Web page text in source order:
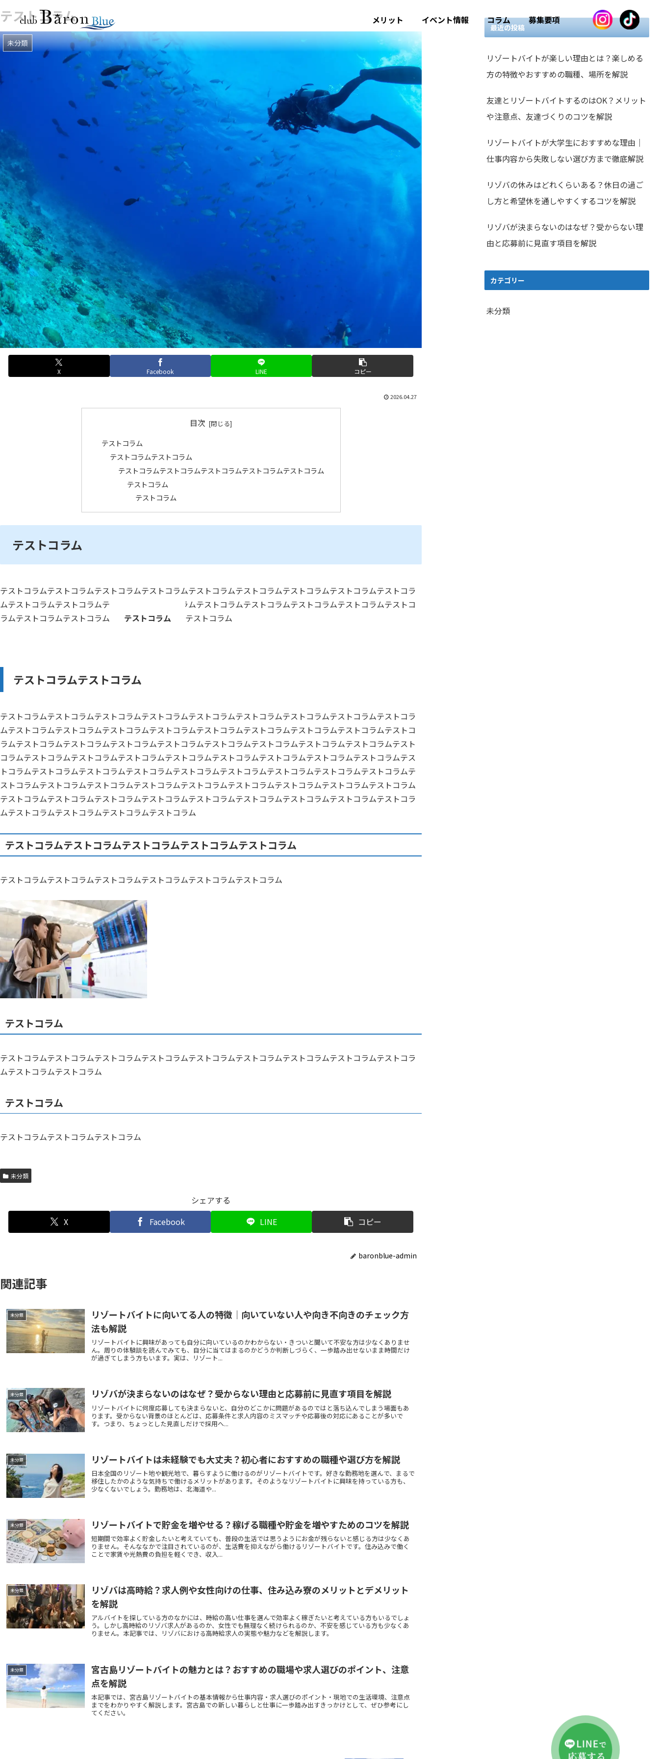
メリット イベント情報 コラム 募集要項
テストコラム
未分類
X Facebook LINE コピー
2026.04.27
目次
テストコラム
テストコラムテストコラム
テストコラムテストコラムテストコラムテストコラムテストコラム
テストコラム
テストコラム
テストコラム
テストコラムテストコラムテストコラムテストコラムテストコラムテストコラムテストコラムテストコラムテストコラ
ムテストコラムテストコラムテストコラムテストコラムテストコラムテストコラムテストコラムテストコラムテストコ
ラムテストコラムテストコラム
テストコラム テストコラム
テストコラムテストコラム
テストコラムテストコラムテストコラムテストコラムテストコラムテストコラムテストコラムテストコラムテストコラ
ムテストコラムテストコラムテストコラムテストコラムテストコラムテストコラムテストコラムテストコラムテストコ
ラムテストコラムテストコラムテストコラムテストコラムテストコラムテストコラムテストコラムテストコラムテスト
コラムテストコラムテストコラムテストコラムテストコラムテストコラムテストコラムテストコラムテストコラムテス
トコラムテストコラムテストコラムテストコラムテストコラムテストコラムテストコラムテストコラムテストコラムテ
ストコラムテストコラムテストコラムテストコラムテストコラムテストコラムテストコラムテストコラムテストコラム
テストコラムテストコラムテストコラムテストコラムテストコラムテストコラムテストコラムテストコラムテストコラ
ムテストコラムテストコラムテストコラムテストコラム
テストコラムテストコラムテストコラムテストコラムテストコラム
テストコラムテストコラムテストコラムテストコラムテストコラムテストコラム
テストコラム
テストコラムテストコラムテストコラムテストコラムテストコラムテストコラムテストコラムテストコラムテストコラ
ムテストコラムテストコラム
テストコラム
テストコラムテストコラムテストコラム
未分類
シェアする
X
Facebook LINE コピー
baronblue-admin
関連記事
未分類
リゾートバイトに向いてる人の特徴｜向いていない人や向き不向きのチェック方
法も解説
リゾートバイトに興味があっても自分に向いているのかわからない・きついと聞いて不安な方は少なくありませ
ん。周りの体験談を読んでみても、自分に当てはまるのかどうか判断しづらく、一歩踏み出せないまま時間だけ
が過ぎてしまう方もいます。実は、リゾート...
未分類 リゾバが決まらないのはなぜ？受からない理由と応募前に見直す項目を解説
リゾートバイトに何度応募しても決まらないと、自分のどこかに問題があるのではと落ち込んでしまう場面もあ
ります。受からない背景のほとんどは、応募条件と求人内容のミスマッチや応募後の対応にあることが多いで
す。つまり、ちょっとした見直しだけで採用へ...
未分類 リゾートバイトは未経験でも大丈夫？初心者におすすめの職種や選び方を解説
日本全国のリゾート地や観光地で、暮らすように働けるのがリゾートバイトです。好きな勤務地を選んで、まるで
移住したかのような気持ちで働けるメリットがあります。そのようなリゾートバイトに興味を持っている方も、
少なくないでしょう。勤務地は、北海道や...
未分類 リゾートバイトで貯金を増やせる？稼げる職種や貯金を増やすためのコツを解説
短期間で効率よく貯金したいと考えていても、普段の生活では思うようにお金が残らないと感じる方は少なくあ
りません。そんななかで注目されているのが、生活費を抑えながら働けるリゾートバイトです。住み込みで働く
ことで家賃や光熱費の負担を軽くでき、収入...
未分類
リゾバは高時給？求人例や女性向けの仕事、住み込み寮のメリットとデメリット
を解説
アルバイトを探している方のなかには、時給の高い仕事を選んで効率よく稼ぎたいと考えている方もいるでしょ
う。しかし高時給のリゾバ求人があるのか、女性でも無理なく続けられるのか、不安を感じている方も少なくあ
りません。本記事では、リゾバにおける高時給求人の実態や魅力などを解説します。
未分類
宮古島リゾートバイトの魅力とは？おすすめの職場や求人選びのポイント、注意
点を解説
本記事では、宮古島リゾートバイトの基本情報から仕事内容・求人選びのポイント・現地での生活環境、注意点
までをわかりやすく解説します。宮古島での新しい暮らしと仕事に一歩踏み出すきっかけとして、ぜひ参考にし
てください。
最近の投稿
リゾートバイトが楽しい理由とは？楽しめる
方の特徴やおすすめの職種、場所を解説
友達とリゾートバイトするのはOK？メリット
や注意点、友達づくりのコツを解説
リゾートバイトが大学生におすすめな理由｜
仕事内容から失敗しない選び方まで徹底解説
リゾバの休みはどれくらいある？休日の過ご
し方と希望休を通しやすくするコツを解説
リゾバが決まらないのはなぜ？受からない理
由と応募前に見直す項目を解説
カテゴリー
未分類